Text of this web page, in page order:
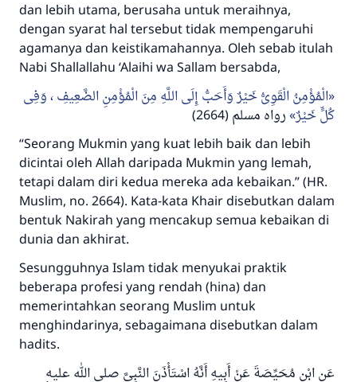
dan lebih utama, berusaha untuk meraihnya,
dengan syarat hal tersebut tidak mempengaruhi
agamanya dan keistikamahannya. Oleh sebab itulah
Nabi Shallallahu ‘Alaihi wa Sallam bersabda,
الْمُؤْمِنُ الْقَوِىُّ خَيْرٌ وَأَحَبُّ إِلَى اللَّهِ مِنَ الْمُؤْمِنِ الضَّعِيفِ ، وَفِى
كُلٍّ خَيْرٌ رواه مسلم (2664)
“Seorang Mukmin yang kuat lebih baik dan lebih
dicintai oleh Allah daripada Mukmin yang lemah,
tetapi dalam diri kedua mereka ada kebaikan.”(HR.
Muslim, no. 2664). Kata-kata Khair disebutkan dalam
bentuk Nakirah yang mencakup semua kebaikan di
dunia dan akhirat.
Sesungguhnya Islam tidak menyukai praktik
beberapa profesi yang rendah (hina) dan
memerintahkan seorang Muslim untuk
menghindarinya, sebagaimana disebutkan dalam
hadits.
عَنِ ابْنِ مُحَيِّصَةَ عَنْ أَبِيهِ أَنَّهُ اسْتَأْذَنَ النَّبِيَّ صلى الله عليه
MUSLIM, 1893
Saham